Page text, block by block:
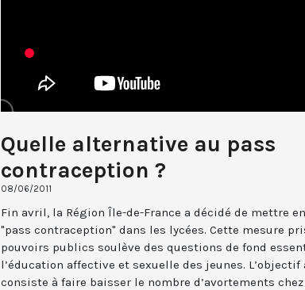
Quelle alternative au pass
contraception ?
08/06/2011
Fin avril, la Région Île-de-France a décidé de mettre
"pass contraception" dans les lycées. Cette mesure
pouvoirs publics soulève des questions de fond
l’éducation affective et sexuelle des jeunes. L’objectif
consiste à faire baisser le nombre d’avortements